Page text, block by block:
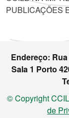
PUBLICAÇÕES
Endereço:
Sala 1 Porto
© Copyright
de